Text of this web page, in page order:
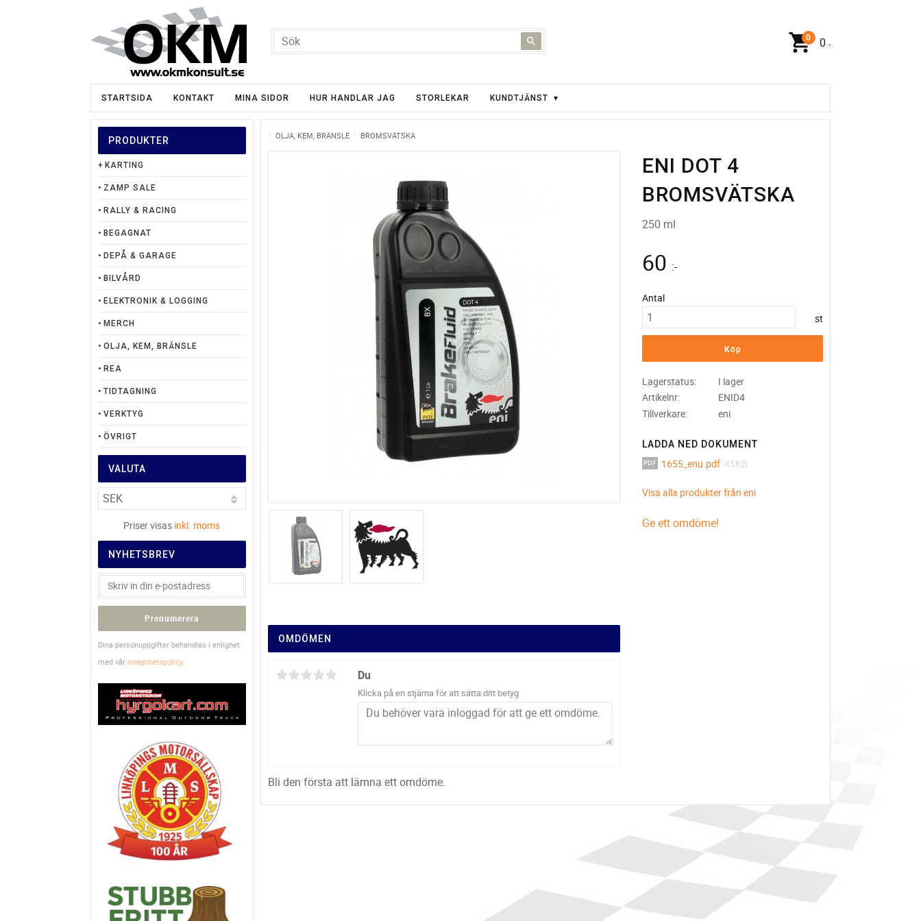
0 :-
STARTSIDA KONTAKT MINA SIDOR HUR HANDLAR JAG STORLEKAR KUNDTJÄNST
OLJA, KEM, BRÄNSLE BROMSVÄTSKA
ENI DOT 4
BROMSVÄTSKA
250 ml
60 :-
Antal
st
Köp
Lagerstatus
I lager
Artikelnr
ENID4
Tillverkare
eni
LADDA NED DOKUMENT
1655_enu.pdf 45KB
Visa alla produkter från eni
Ge ett omdöme!
OMDÖMEN
Du
Klicka på en stjärna för att sätta ditt betyg
Bli den första att lämna ett omdöme.
PRODUKTER
KARTING
ZAMP SALE
RALLY & RACING
BEGAGNAT
DEPÅ & GARAGE
BILVÅRD
ELEKTRONIK & LOGGING
MERCH
OLJA, KEM, BRÄNSLE
REA
TIDTAGNING
VERKTYG
ÖVRIGT
VALUTA
Priser visas inkl. moms
NYHETSBREV
Prenumerera
Dina personuppgifter behandlas i enlighet
med vår integritetspolicy.